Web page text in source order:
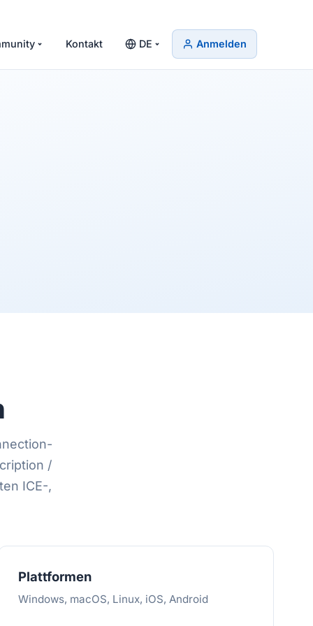
Kontakt DE Anmelden
/
ICE-,
Plattformen
Windows, macOS, Linux, iOS, Android